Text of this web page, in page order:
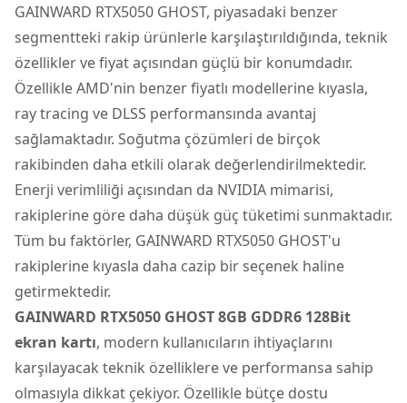
GAINWARD RTX5050 GHOST, piyasadaki benzer
segmentteki rakip ürünlerle karşılaştırıldığında, teknik
özellikler ve fiyat açısından güçlü bir konumdadır.
Özellikle AMD'nin benzer fiyatlı modellerine kıyasla,
ray tracing ve DLSS performansında avantaj
sağlamaktadır. Soğutma çözümleri de birçok
rakibinden daha etkili olarak değerlendirilmektedir.
Enerji verimliliği açısından da NVIDIA mimarisi,
rakiplerine göre daha düşük güç tüketimi sunmaktadır.
Tüm bu faktörler, GAINWARD RTX5050 GHOST'u
rakiplerine kıyasla daha cazip bir seçenek haline
getirmektedir.
GAINWARD RTX5050 GHOST 8GB GDDR6 128Bit
ekran kartı, modern kullanıcıların ihtiyaçlarını
karşılayacak teknik özelliklere ve performansa sahip
olmasıyla dikkat çekiyor. Özellikle bütçe dostu